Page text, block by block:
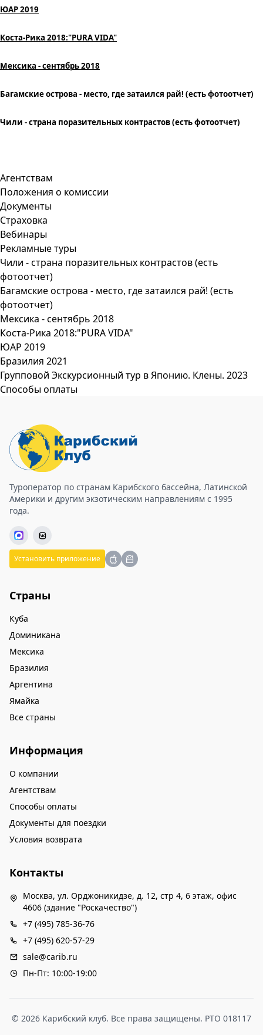
ЮАР 2019
Коста-Рика 2018:"PURA VIDA"
Мексика - сентябрь 2018
Багамские острова - место, где затаился рай! (есть фотоотчет)
Чили - страна поразительных контрастов(естьфотоотчет)
Агентствам
Положения о комиссии
Документы
Страховка
Вебинары
Рекламные туры
Чили - страна поразительных контрастов (есть
фотоотчет)
Багамские острова - место, где затаился рай! (есть
фотоотчет)
Мексика - сентябрь 2018
Коста-Рика 2018:"PURA VIDA"
ЮАР 2019
Бразилия 2021
Групповой Экскурсионный тур в Японию. Клены. 2023
Способы оплаты
Туроператор по странам Карибского бассейна, Латинской
Америки и другим экзотическим направлениям с 1995
года.
Установить приложение
Страны
Куба
Доминикана
Мексика
Бразилия
Аргентина
Ямайка
Все страны
Информация
О компании
Агентствам
Способы оплаты
Документы для поездки
Условия возврата
Контакты
Москва, ул. Орджоникидзе, д. 12, стр 4, 6 этаж, офис
4606 (здание "Роскачество")
+7 (495) 785-36-76
+7 (495) 620-57-29
sale@carib.ru
Пн-Пт: 10:00-19:00
© 2026 Карибский клуб. Все права защищены. РТО 018117